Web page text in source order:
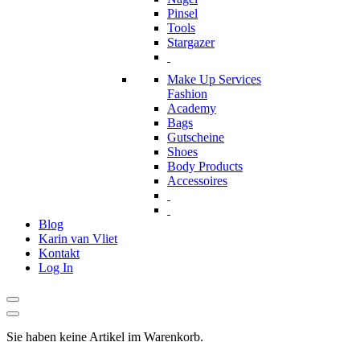
Pinsel
Tools
Stargazer
Make Up Services
Fashion
Academy
Bags
Gutscheine
Shoes
Body Products
Accessoires
Blog
Karin van Vliet
Kontakt
Log In
Sie haben keine Artikel im Warenkorb.